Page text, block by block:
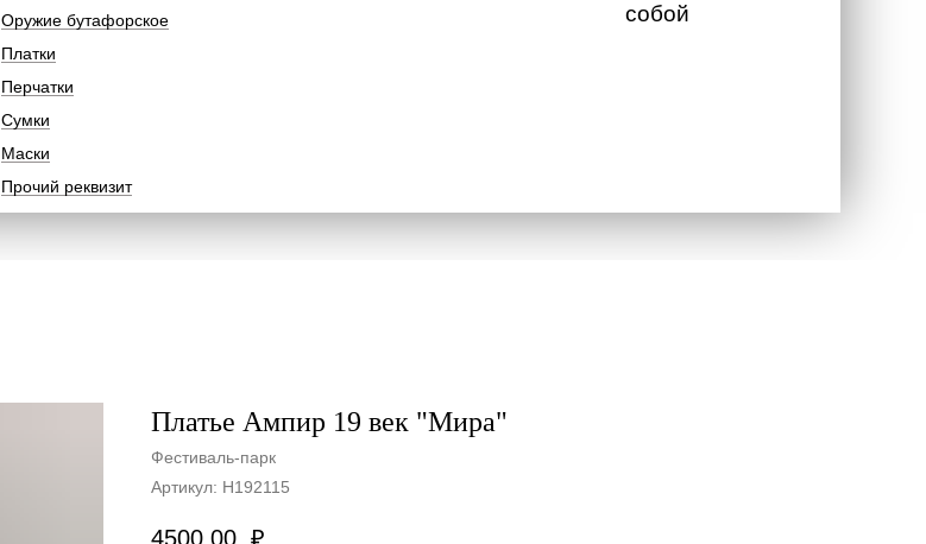
Оружие бутафорское
Платки
Перчатки
Сумки
Маски
Прочий реквизит
собой
Платье Ампир 19 век "Мира"
Фестиваль-парк
Артикул: Н192115
4500,00 ₽